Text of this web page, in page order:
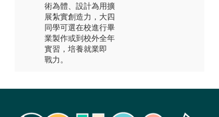
術為體、設計為用擴
展紮實創造力，大四
同學可選在校進行畢
業製作或到校外全年
實習，培養就業即
戰力。